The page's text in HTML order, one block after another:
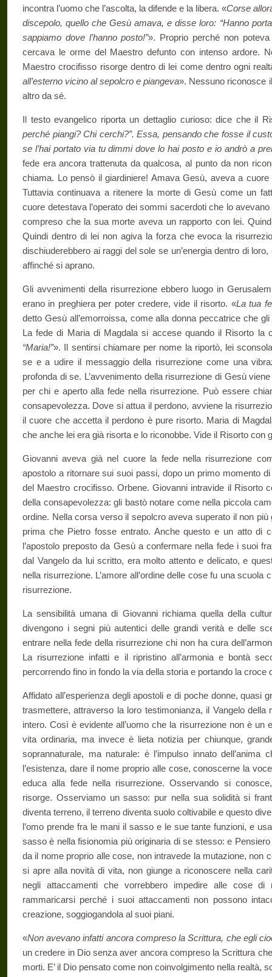
incontra l’uomo che l’ascolta, la difende e la libera. «Corse
discepolo, quello che Gesù amava, e disse loro: “Hanno
sappiamo dove l’hanno posto!”». Proprio perché non
cercava le orme del Maestro defunto con intenso ardore.
Maestro crocifisso risorge dentro di lei come dentro ogni
all’esterno vicino al sepolcro e piangeva». Nessuno riconosce
altro da sé.
Il testo evangelico riporta un dettaglio curioso: dice che il
perché piangi? Chi cerchi?”. Essa, pensando che fosse il
se l’hai portato via tu dimmi dove lo hai posto e io andrò a
fede era ancora trattenuta da qualcosa, al punto da non
chiama. Lo pensò il giardiniere! Amava Gesù, aveva a
Tuttavia continuava a ritenere la morte di Gesù come un
cuore detestava l’operato dei sommi sacerdoti che lo
compreso che la sua morte aveva un rapporto con lei.
Quindi dentro di lei non agiva la forza che evoca la
dischiuderebbero ai raggi del sole se un’energia dentro di
affinché si aprano.
Gli avvenimenti della risurrezione ebbero luogo in
erano in preghiera per poter credere, vide il risorto. «La tua
detto Gesù all’emorroissa, come alla donna peccatrice che
La fede di Maria di Magdala si accese quando il Risorto la
“Maria!”». Il sentirsi chiamare per nome la riportò, lei
se e a udire il messaggio della risurrezione come una
profonda di se. L’avvenimento della risurrezione di Gesù
per chi e aperto alla fede nella risurrezione. Può essere
consapevolezza. Dove si attua il perdono, avviene la
il cuore che accetta il perdono è pure risorto. Maria di
che anche lei era già risorta e lo riconobbe. Vide il Risorto con
Giovanni aveva già nel cuore la fede nella risurrezione
apostolo a ritornare sui suoi passi, dopo un primo momento
del Maestro crocifisso. Orbene. Giovanni intravide il Risorto
della consapevolezza: gli bastò notare come nella piccola
ordine. Nella corsa verso il sepolcro aveva superato il non
prima che Pietro fosse entrato. Anche questo e un atto di
l’apostolo preposto da Gesù a confermare nella fede i suoi
dal Vangelo da lui scritto, era molto attento e delicato, e
nella risurrezione. L’amore all’ordine delle cose fu una scuola
risurrezione.
La sensibilità umana di Giovanni richiama quella della
divengono i segni più autentici delle grandi verità e delle
entrare nella fede della risurrezione chi non ha cura
La risurrezione infatti e il ripristino all’armonia e bontà
percorrendo fino in fondo la via della storia e portando la croce
Affidato all’esperienza degli apostoli e di poche donne, quasi
trasmettere, attraverso la loro testimonianza, il Vangelo della
intero. Così è evidente all’uomo che la risurrezione non è un
vita ordinaria, ma invece è lieta notizia per chiunque,
soprannaturale, ma naturale: è l’impulso innato
l’esistenza, dare il nome proprio alle cose, conoscerne la
educa alla fede nella risurrezione. Osservando si
risorge. Osserviamo un sasso: pur nella sua solidità si
diventa terreno, il terreno diventa suolo coltivabile e questo
l’omo prende fra le mani il sasso e le sue tante funzioni, e
sasso è nella fisionomia più originaria di se stesso: e
da il nome proprio alle cose, non intravede la mutazione, non
si apre alla novità di vita, non giunge a riconoscere nella
negli attaccamenti che vorrebbero impedire alle cose
rammaricarsi perché i suoi attaccamenti non possono
creazione, soggiogandola al suoi piani.
«Non avevano infatti ancora compreso la Scrittura, che egli
un credere in Dio senza aver ancora compreso la Scrittura
morti. E’ il Dio pensato come non coinvolgimento nella realtà,